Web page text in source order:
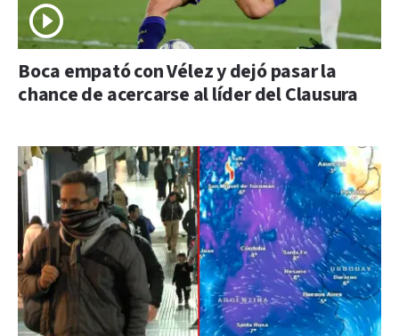
Boca empató con Vélez y dejó pasar la
chance de acercarse al líder del Clausura